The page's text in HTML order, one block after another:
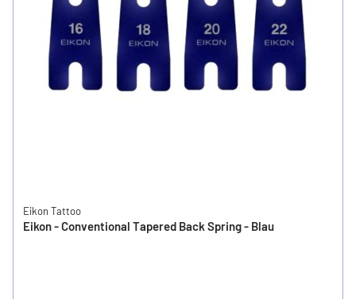
Eikon Tattoo
Eikon - Conventional Tapered Back Spring - Blau